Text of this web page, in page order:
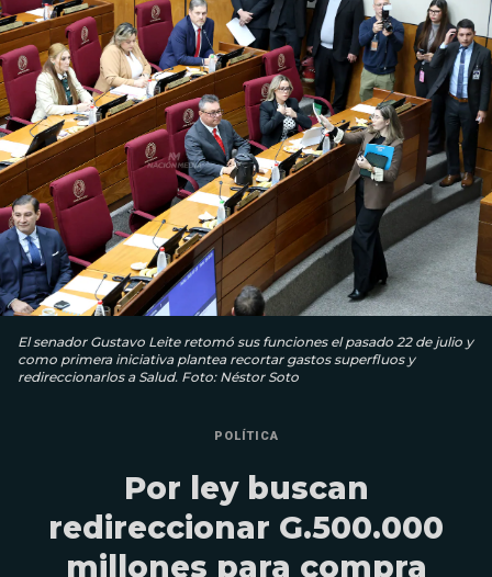
El senador Gustavo Leite retomó sus funciones el pasado 22 de julio y
como primera iniciativa plantea recortar gastos superfluos y
redireccionarlos a Salud. Foto: Néstor Soto
POLÍTICA
Por ley buscan
redireccionar G.500.000
millones para compra